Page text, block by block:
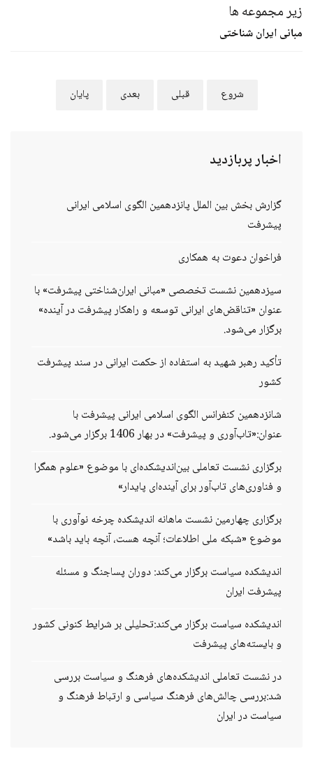
زیر مجموعه ها
مبانی ایران شناختی
شروع قبلی بعدی پایان
اخبارپربازدید
گزارش بخش بین الملل پانزدهمین الگوی اسلامی ایرانی
پیشرفت
فراخوان دعوت به همکاری
سیزدهمین نشست تخصصی «مبانی ایران‌شناختی پیشرفت» با
عنوان «تناقض‌های ایرانی توسعه و راهکار پیشرفت در آینده»
برگزار می‌شود.
تأکید رهبر شهید به استفاده از حکمت ایرانی در سند پیشرفت
کشور
شانزدهمین کنفرانس الگوی اسلامی ایرانی پیشرفت با
عنوان:«تاب‌آوری و پیشرفت» در بهار 1406 برگزار می‌شود.
برگزاری نشست تعاملی بین‌اندیشکده‌ای با موضوع «علوم همگرا
و فناوری‌های تاب‌آور برای آینده‌ای پایدار»
برگزاری چهارمین نشست ماهانه اندیشکده چرخه نوآوری با
موضوع «شبکه ملی اطلاعات؛ آنچه هست، آنچه باید باشد»
اندیشکده سیاست برگزار می‌کند: دوران پساجنگ و مسئله
پیشرفت ایران
اندیشکده سیاست برگزار می‌کند:تحلیلی بر شرایط کنونی کشور
و بایسته‌های پیشرفت
در نشست تعاملی اندیشکده‌های فرهنگ و سیاست بررسی
شد:بررسی چالش‌های فرهنگ سیاسی و ارتباط فرهنگ و
سیاست در ایران